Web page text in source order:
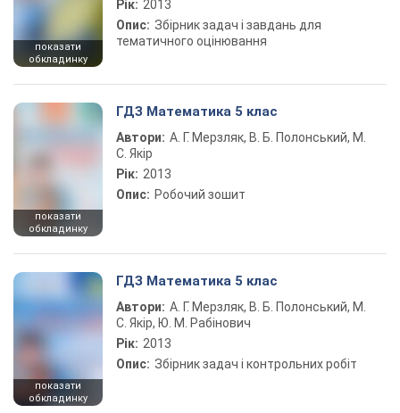
показати
обкладинку
Рік: 2013
Опис: Збірник задач і завдань для
тематичного оцінювання
показати
обкладинку
ГДЗ Математика 5 клас
Автори: А. Г. Мерзляк, В. Б. Полонський, М.
С. Якір
Рік: 2013
Опис: Робочий зошит
показати
обкладинку
ГДЗ Математика 5 клас
Автори: А. Г. Мерзляк, В. Б. Полонський, М.
С. Якір, Ю. М. Рабінович
Рік: 2013
Опис: Збірник задач і контрольних робіт